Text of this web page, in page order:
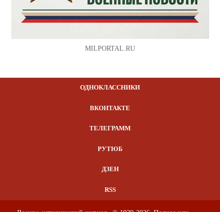
MILPORTAL.RU
ОДНОКЛАССНИКИ
ВКОНТАКТЕ
ТЕЛЕГРАММ
РУТЮБ
ДЗЕН
RSS